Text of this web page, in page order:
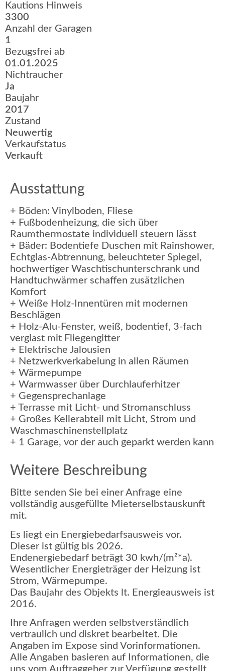
Kautions Hinweis
3300
Anzahl der Garagen
1
Bezugsfrei ab
01.01.2025
Nichtraucher
Ja
Baujahr
2017
Zustand
Neuwertig
Verkaufstatus
Verkauft
Ausstattung
+ Böden: Vinylboden, Fliese
+ Fußbodenheizung, die sich über
Raumthermostate individuell steuern lässt
+ Bäder: Bodentiefe Duschen mit Rainshower,
Echtglas-Abtrennung, beleuchteter Spiegel,
hochwertiger Waschtischunterschrank und
Handtuchwärmer schaffen zusätzlichen
Komfort
+ Weiße Holz-Innentüren mit modernen
Beschlägen
+ Holz-Alu-Fenster, weiß, bodentief, 3-fach
verglast mit Fliegengitter
+ Elektrische Jalousien
+ Netzwerkverkabelung in allen Räumen
+ Wärmepumpe
+ Warmwasser über Durchlauferhitzer
+ Gegensprechanlage
+ Terrasse mit Licht- und Stromanschluss
+ Großes Kellerabteil mit Licht, Strom und
Waschmaschinenstellplatz
+ 1 Garage, vor der auch geparkt werden kann
Weitere Beschreibung
Bitte senden Sie bei einer Anfrage eine
vollständig ausgefüllte Mieterselbstauskunft
mit.
Es liegt ein Energiebedarfsausweis vor.
Dieser ist gültig bis 2026.
Endenergiebedarf beträgt 30 kwh/(m²*a).
Wesentlicher Energieträger der Heizung ist
Strom, Wärmepumpe.
Das Baujahr des Objekts lt. Energieausweis ist
2016.
Ihre Anfragen werden selbstverständlich
vertraulich und diskret bearbeitet. Die
Angaben im Expose sind Vorinformationen.
Alle Angaben basieren auf Informationen, die
uns vom Auftraggeber zur Verfügung gestellt